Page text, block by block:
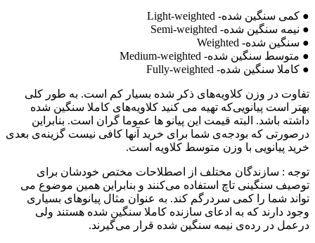
● کمی سنگین شده- Light-weighted
● نیمه سنگین شده- Semi-weighted
● سنگین شده- Weighted
● متوسط سنگین شده- Medium-weighted
● کاملا سنگین شده- Fully-weighted
تفاوت در وزن کلاویه‌های ذکر شده بسیار کم است. به طور کلی
بهتر است پیانویی‌که تهیه می کنید کلاویه‌های کاملا سنگین شده
داشته باشد. البته قیمت این پیانو ها عموما گران است. بنابراین
درصورتی که بودجه‌ی شما برای خرید آنها کافی نیست گزینه‌ی بعدی
خرید پیانویی با وزن متوسط کلاویه است.
توجه :‌ سازندگان مختلف از اصطلاحات مختص خودشان برای
توصیف سنگینی تاچ استفاده می‌کنند و بنابراین همین موضوع می
تواند شما را کمی سردرگم کند. به عنوان مثال پیانوهای بسیاری
وجود دارند که به ادعای سازنده کاملا سنگین شده هستند ولی
درعمل در رده‌ی نیمه سنگین شده قرار می‌گیرند.